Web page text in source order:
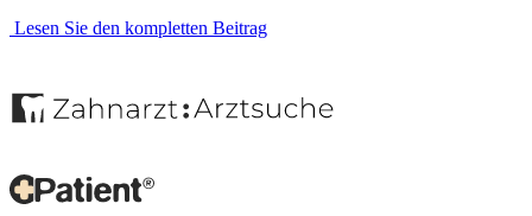
Lesen Sie den kompletten Beitrag